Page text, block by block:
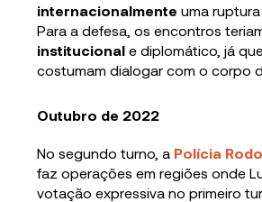
internacionalmente uma
Para a defesa, os encontros
institucional e diplomático, já
costumam dialogar com o corpo
Outubro de 2022
No segundo turno, a Polícia
faz operações em regiões onde
votação expressiva no primeiro